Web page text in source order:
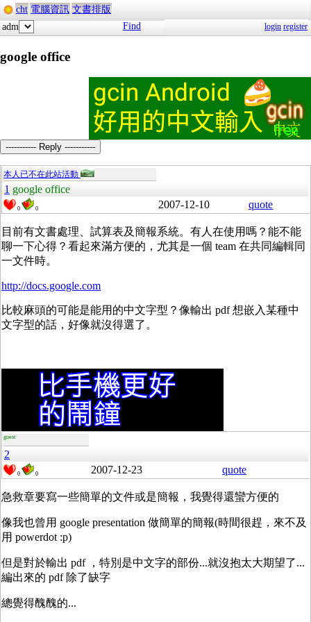
cht 電腦資訊 文書排版
adm
Find login register
google office
----------- Reply -----------
本人已不在此站活動
1 google office
0 0 2007-12-10 quote
目前有文書處理、試算表及簡報系統。有人在使用嗎？能不能
聊一下心得？看起來滿方便的，尤其是一個 team 在共同編輯同
一文件時。
http://docs.google.com
比較麻頭的可能是能用的中文字型？像輸出 pdf 想嵌入某種中
文字型的話，好像就沒得選了。
guest
2
0 0 2007-12-23 quote
急救章要寫一些簡單的文件或是簡報，我覺得還蠻方便的
像我也曾用 google presentation 做簡單的簡報(時間很趕，來不及
用 powerdot :p)
但是對於輸出 pdf ，特別是中文字的部份...就沒抱太大期望了...
編出來的 pdf 除了缺字
總覺得醜醜的...